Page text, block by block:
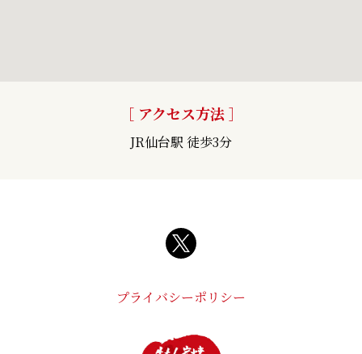
［ アクセス方法 ］
JR仙台駅 徒歩3分
プライバシーポリシー